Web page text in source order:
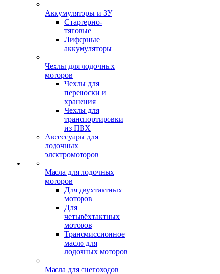
Аккумуляторы и ЗУ
Стартерно-
тяговые
Лиферные
аккумуляторы
Чехлы для лодочных
моторов
Чехлы для
переноски и
хранения
Чехлы для
транспортировки
из ПВХ
Аксессуары для
лодочных
электромоторов
Масла для лодочных
моторов
Для двухтактных
моторов
Для
четырёхтактных
моторов
Трансмиссионное
масло для
лодочных моторов
Масла для снегоходов